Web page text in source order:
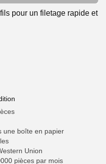
pour un filetage rapide et
une boîte en papier
Union
pièces par mois